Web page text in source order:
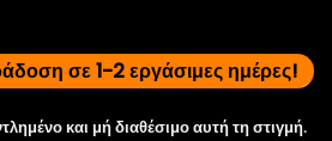
σε 1-2 εργάσιμες ημέρες!
και μή διαθέσιμο αυτή τη στιγμή.